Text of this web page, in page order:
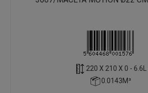
220 X 210 X 0 - 6.6L
0.0143M³